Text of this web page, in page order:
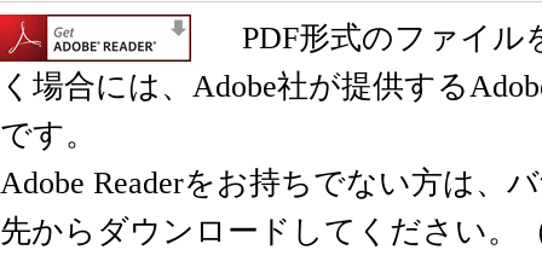
PDF形式のファイル
く場合には、Adobe社が提供する
です。
Adobe Readerをお持ちでない方は、
先からダウンロードしてください。